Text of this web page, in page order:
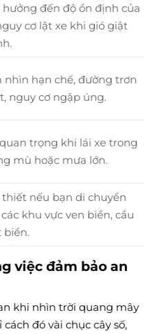
hưởng đến độ ổn định của
cơ lật xe khi gió giật
nhìn hạn chế, đường trơn
nguy cơ ngập úng.
trọng khi lái xe trong
mù hoặc mưa lớn.
thiết nếu bạn di chuyển
khu vực ven biển, cầu
biển.
việc đảm bảo an
khi nhìn trời quang mây
đó vài chục cây số,